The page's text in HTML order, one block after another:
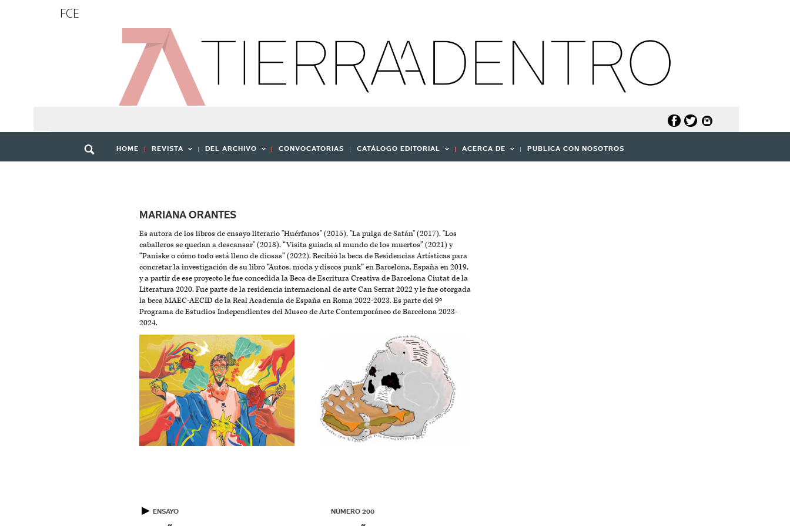
FCE
HOME REVISTA DEL ARCHIVO CONVOCATORIAS CATÁLOGO EDITORIAL ACERCA DE PUBLICA CON NOSOTROS
MARIANA ORANTES
Es autora de los libros de ensayo literario "Huérfanos" (2015), "La pulga de Satán" (2017), "Los
caballeros se quedan a descansar" (2018), “Visita guiada al mundo de los muertos” (2021) y
“Paniske o cómo todo está lleno de diosas” (2022). Recibió la beca de Residencias Artísticas para
concretar la investigación de su libro “Autos, moda y discos punk” en Barcelona, España en 2019,
y a partir de ese proyecto le fue concedida la Beca de Escritura Creativa de Barcelona Ciutat de la
Literatura 2020. Fue parte de la residencia internacional de arte Can Serrat 2022 y le fue otorgada
la beca MAEC-AECID de la Real Academia de España en Roma 2022-2023. Es parte del 9º
Programa de Estudios Independientes del Museo de Arte Contemporáneo de Barcelona 2023-
2024.
▶ ENSAYO NÚMERO 200